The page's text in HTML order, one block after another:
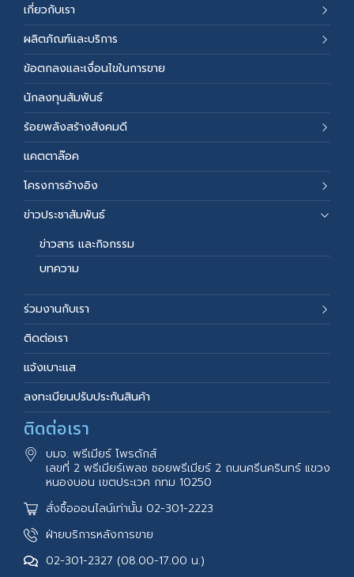
เกี่ยวกับเรา
ผลิตภัณฑ์และบริการ
ข้อตกลงและเงื่อนไขในการขาย
นักลงทุนสัมพันธ์
ร้อยพลังสร้างสังคมดี
แคตตาล๊อค
โครงการอ้างอิง
ข่าวประชาสัมพันธ์
ข่าวสาร และกิจกรรม
บทความ
ร่วมงานกับเรา
ติดต่อเรา
แจ้งเบาะแส
ลงทะเบียนปรับประกันสินค้า
ติดต่อเรา
บมจ. พรีเมียร์ โพรดักส์
เลขที่ 2 พรีเมียร์เพลซ ซอยพรีเมียร์ 2 ถนนศรีนครินทร์ แขวง
หนองบอน เขตประเวศ กทม 10250
สั่งซื้อออนไลน์เท่านั้น 02-301-2223
ฝ่ายบริการหลังการขาย
02-301-2327 (08.00-17.00 น.)